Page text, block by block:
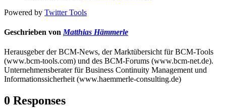
Powered by Twitter Tools
Geschrieben von Matthias Hämmerle
Herausgeber der BCM-News, der Marktübersicht für BCM-Tools
(www.bcm-tools.com) und des BCM-Forums (www.bcm-net.de).
Unternehmensberater für Business Continuity Management und
Informationssicherheit (www.haemmerle-consulting.de)
0 Responses